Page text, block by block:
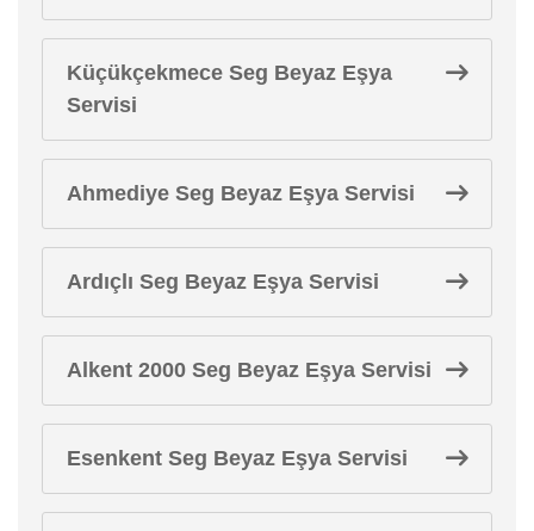
Küçükçekmece Seg Beyaz Eşya
Servisi
Ahmediye Seg Beyaz Eşya Servisi
Ardıçlı Seg Beyaz Eşya Servisi
Alkent 2000 Seg Beyaz Eşya Servisi
Esenkent Seg Beyaz Eşya Servisi